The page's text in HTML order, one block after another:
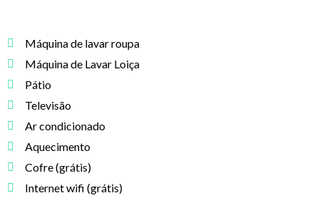
Máquina de lavar roupa
Máquina de Lavar Loiça
Pátio
Televisão
Ar condicionado
Aquecimento
Cofre (grátis)
Internet wifi (grátis)